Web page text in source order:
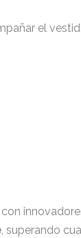
el
, superando